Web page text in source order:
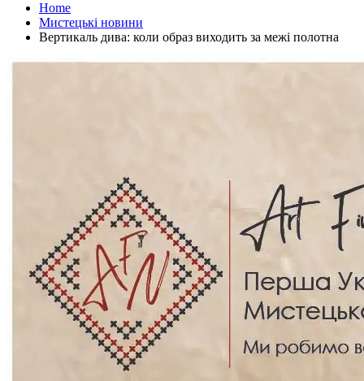
Home
Мистецькі новини
Вертикаль дива: коли образ виходить за межі полотна